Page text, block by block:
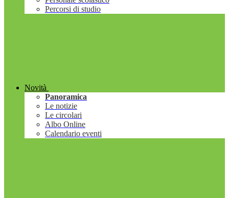
Percorsi di studio
Novità
Panoramica
Le notizie
Le circolari
Albo Online
Calendario eventi